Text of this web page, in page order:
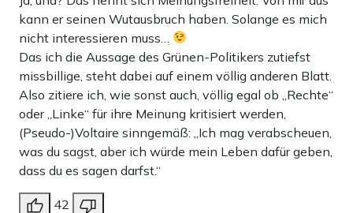
kann er seinen Wutausbruch haben. Solange es mich
nicht interessieren muss…
Das ich die Aussage des Grünen-Politikers zutiefst
missbillige, steht dabei auf einem völlig anderen Blatt.
Also zitiere ich, wie sonst auch, völlig egal ob „Rechte“
oder „Linke“ für ihre Meinung kritisiert werden,
(Pseudo-)Voltaire sinngemäß: „Ich mag verabscheuen,
was du sagst, aber ich würde mein Leben dafür geben,
dass du es sagen darfst.“
42